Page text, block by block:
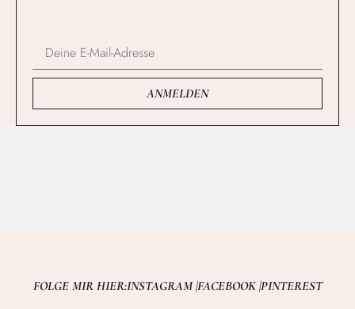
ANMELDEN
FOLGE MIR HIER:INSTAGRAM |FACEBOOK |PINTEREST